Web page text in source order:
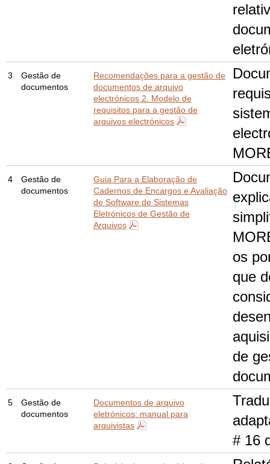
3
Gestão de
documentos
Recomendações para a gestão de
documentos de arquivo
electrónicos 2. Modelo de
requisitos para a gestão de
arquivos electrónicos
4
Gestão de
documentos
Guia Para a Elaboração de
Cadernos de Encargos e Avaliação
de Software de Sistemas
Eletrónicos de Gestão de
Arquivos
os
que
de
5
Gestão de
documentos
Documentos de arquivo
eletrónicos: manual para
arquivistas
# 16